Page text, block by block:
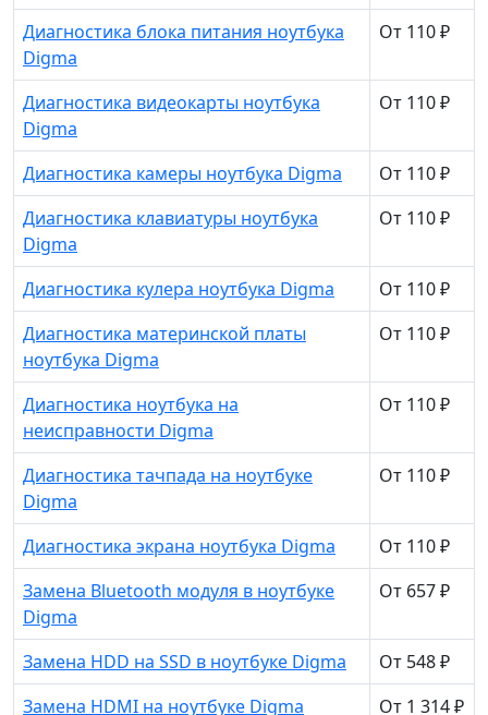
Диагностика блока питания ноутбука
Digma
От 110 ₽
Диагностика видеокарты ноутбука
Digma
От 110 ₽
Диагностика камеры ноутбука Digma
От 110 ₽
Диагностика клавиатуры ноутбука
Digma
От 110 ₽
Диагностика кулера ноутбука Digma
От 110 ₽
Диагностика материнской платы
ноутбука Digma
От 110 ₽
Диагностика ноутбука на
неисправности Digma
От 110 ₽
Диагностика тачпада на ноутбуке
Digma
От 110 ₽
Диагностика экрана ноутбука Digma
От 110 ₽
Замена Bluetooth модуля в ноутбуке
Digma
От 657 ₽
Замена HDD на SSD в ноутбуке Digma
От 548 ₽
Замена HDMI на ноутбуке Digma
От 1 314 ₽